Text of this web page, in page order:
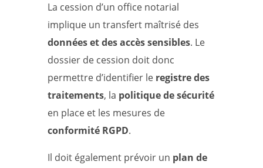
La cession d’un office notarial
implique un transfert maîtrisé des
données et des accès sensibles. Le
dossier de cession doit donc
permettre d’identifier le registre des
traitements, la politique de sécurité
en place et les mesures de
conformité RGPD.
Il doit également prévoir un plan de